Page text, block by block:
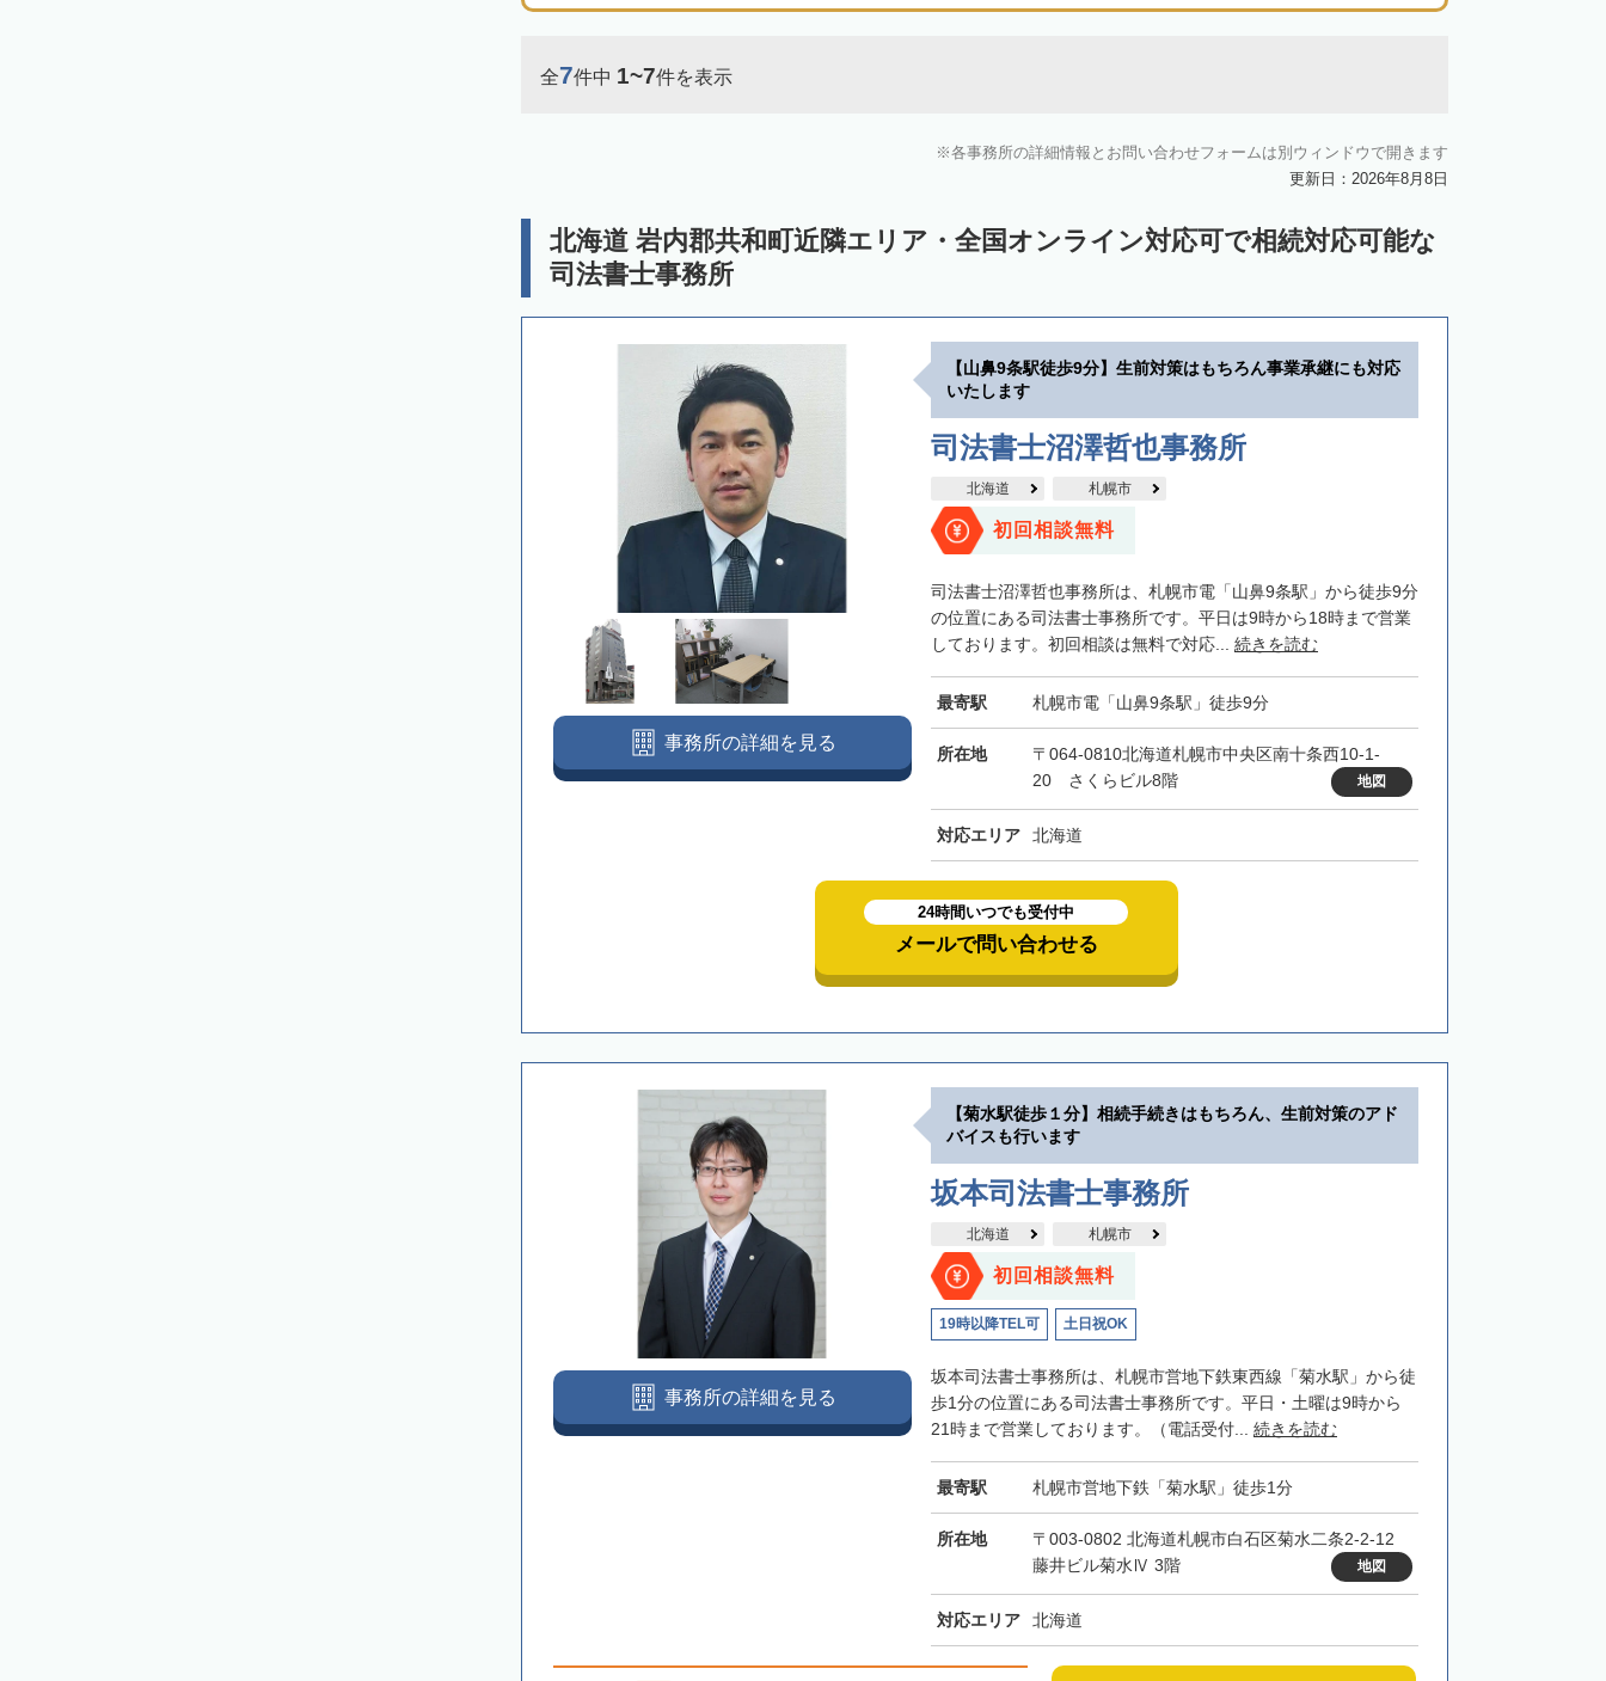
上川郡東神楽町 上川郡鷹栖町
中川郡幕別町 中川郡池田町 中川郡豊頃町
天塩郡遠別町 天塩郡天塩町 天塩郡豊富町 天塩郡幌延町 宗谷郡猿払村 枝幸郡浜頓別町
網走郡津別町 網走郡大空町 斜里郡斜里町 斜里郡清里町 斜里郡小清水町 常呂郡訓子府町
常呂郡佐呂間町 紋別郡湧別町
紋別郡雄武町 白老郡白老町 沙流郡日高町 沙流郡平取町
様似郡様似町
河東郡上士幌町 河東郡鹿追町 河西郡中札内村 河西郡更別村
足寄郡足寄町
川上郡弟子屈町 白糠郡白糠町 野付郡別海町 標津郡中標津町
標津郡標津町 目梨郡羅臼町
全7件中 1~7件を表示
各事務所の詳細情報とお問い合わせフォームは別ウィンドウで開きます
更新日：2026年8月8日
北海道 岩内郡共和町近隣エリア・全国オンライン対応可で相続対応可能な
司法書士事務所
【山鼻9条駅徒歩9分】生前対策はもちろん事業承継にも対応
いたします
司法書士沼澤哲也事務所
北海道 札幌市
初回相談無料
司法書士沼澤哲也事務所は、札幌市電「山鼻9条駅」から徒歩9分
の位置にある司法書士事務所です。平日は9時から18時まで営業
しております。初回相談は無料で対応... 続きを読む
最寄駅 札幌市電「山鼻9条駅」徒歩9分
所在地
〒064-0810北海道札幌市中央区南十条西10-1-
20 さくらビル8階
地図
対応エリア 北海道
事務所の詳細を見る
24時間いつでも受付中
メールで問い合わせる
【菊水駅徒歩１分】相続手続きはもちろん、生前対策のアド
バイスも行います
坂本司法書士事務所
北海道 札幌市
初回相談無料
19時以降TEL可 土日祝OK
坂本司法書士事務所は、札幌市営地下鉄東西線「菊水駅」から徒
歩1分の位置にある司法書士事務所です。平日・土曜は9時から
21時まで営業しております。（電話受付... 続きを読む
最寄駅 札幌市営地下鉄「菊水駅」徒歩1分
所在地
〒003-0802 北海道札幌市白石区菊水二条2-2-12
藤井ビル菊水Ⅳ 3階
地図
対応エリア 北海道
事務所の詳細を見る